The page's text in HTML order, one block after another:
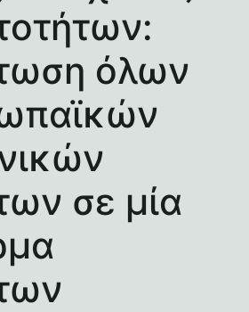
όλων
σε μία